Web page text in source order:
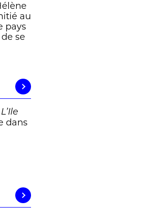
au
pays
se
L’Ile
dans